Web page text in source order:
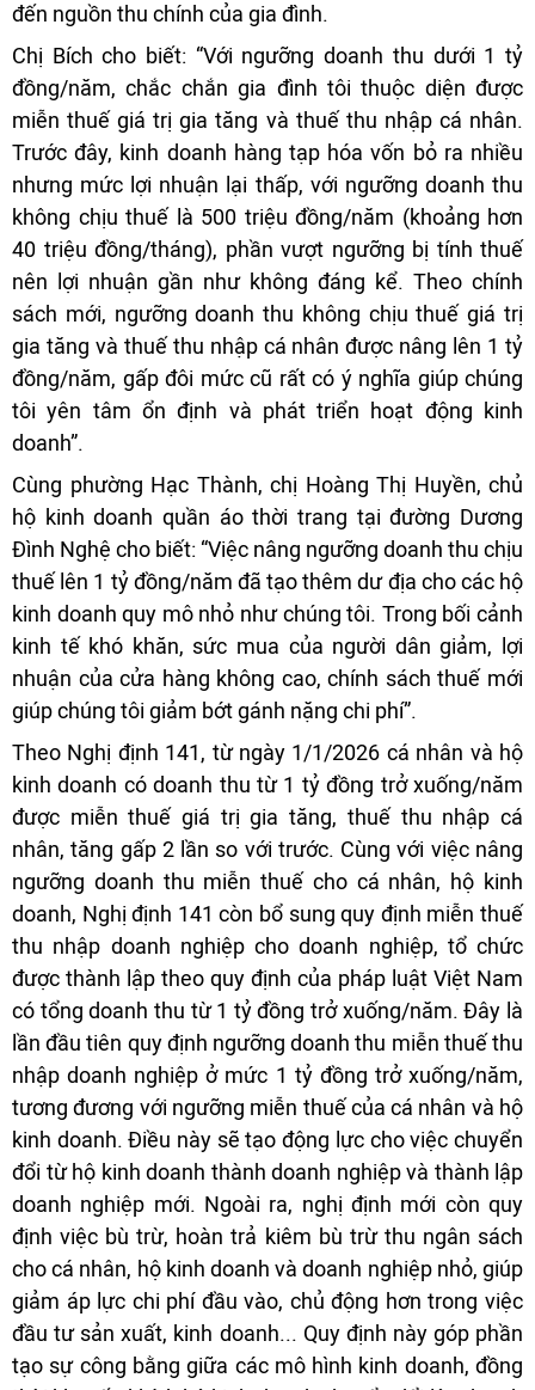
đến nguồn thu chính của gia đình.
Chị Bích cho biết: “Với ngưỡng doanh thu dưới 1 tỷ
đồng/năm, chắc chắn gia đình tôi thuộc diện được
miễn thuế giá trị gia tăng và thuế thu nhập cá nhân.
Trước đây, kinh doanh hàng tạp hóa vốn bỏ ra nhiều
nhưng mức lợi nhuận lại thấp, với ngưỡng doanh thu
không chịu thuế là 500 triệu đồng/năm (khoảng hơn
40 triệu đồng/tháng), phần vượt ngưỡng bị tính thuế
nên lợi nhuận gần như không đáng kể. Theo chính
sách mới, ngưỡng doanh thu không chịu thuế giá trị
gia tăng và thuế thu nhập cá nhân được nâng lên 1 tỷ
đồng/năm, gấp đôi mức cũ rất có ý nghĩa giúp chúng
tôi yên tâm ổn định và phát triển hoạt động kinh
doanh”.
Cùng phường Hạc Thành, chị Hoàng Thị Huyền, chủ
hộ kinh doanh quần áo thời trang tại đường Dương
Đình Nghệ cho biết: “Việc nâng ngưỡng doanh thu chịu
thuế lên 1 tỷ đồng/năm đã tạo thêm dư địa cho các hộ
kinh doanh quy mô nhỏ như chúng tôi. Trong bối cảnh
kinh tế khó khăn, sức mua của người dân giảm, lợi
nhuận của cửa hàng không cao, chính sách thuế mới
giúp chúng tôi giảm bớt gánh nặng chi phí”.
Theo Nghị định 141, từ ngày 1/1/2026 cá nhân và hộ
kinh doanh có doanh thu từ 1 tỷ đồng trở xuống/năm
được miễn thuế giá trị gia tăng, thuế thu nhập cá
nhân, tăng gấp 2 lần so với trước. Cùng với việc nâng
ngưỡng doanh thu miễn thuế cho cá nhân, hộ kinh
doanh, Nghị định 141 còn bổ sung quy định miễn thuế
thu nhập doanh nghiệp cho doanh nghiệp, tổ chức
được thành lập theo quy định của pháp luật Việt Nam
có tổng doanh thu từ 1 tỷ đồng trở xuống/năm. Đây là
lần đầu tiên quy định ngưỡng doanh thu miễn thuế thu
nhập doanh nghiệp ở mức 1 tỷ đồng trở xuống/năm,
tương đương với ngưỡng miễn thuế của cá nhân và hộ
kinh doanh. Điều này sẽ tạo động lực cho việc chuyển
đổi từ hộ kinh doanh thành doanh nghiệp và thành lập
doanh nghiệp mới. Ngoài ra, nghị định mới còn quy
định việc bù trừ, hoàn trả kiêm bù trừ thu ngân sách
cho cá nhân, hộ kinh doanh và doanh nghiệp nhỏ, giúp
giảm áp lực chi phí đầu vào, chủ động hơn trong việc
đầu tư sản xuất, kinh doanh... Quy định này góp phần
tạo sự công bằng giữa các mô hình kinh doanh, đồng